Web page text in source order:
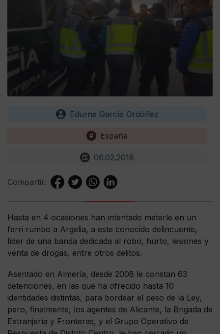
Edurne García Ordóñez
España
06.02.2018
Compartir:
Hasta en 4 ocasiones han intentado meterle en un
ferri rumbo a Argelia, a este conocido delincuente,
líder de una banda dedicada al robo, hurto, lesiones y
venta de drogas, entre otros delitos.
Asentado en Almería, desde 2008 le constan 63
detenciones, en las que ha ofrecido hasta 10
identidades distintas, para bordear el peso de la Ley,
pero, finalmente, los agentes de Alicante, la Brigada de
Extranjería y Fronteras, y el Grupo Operativo de